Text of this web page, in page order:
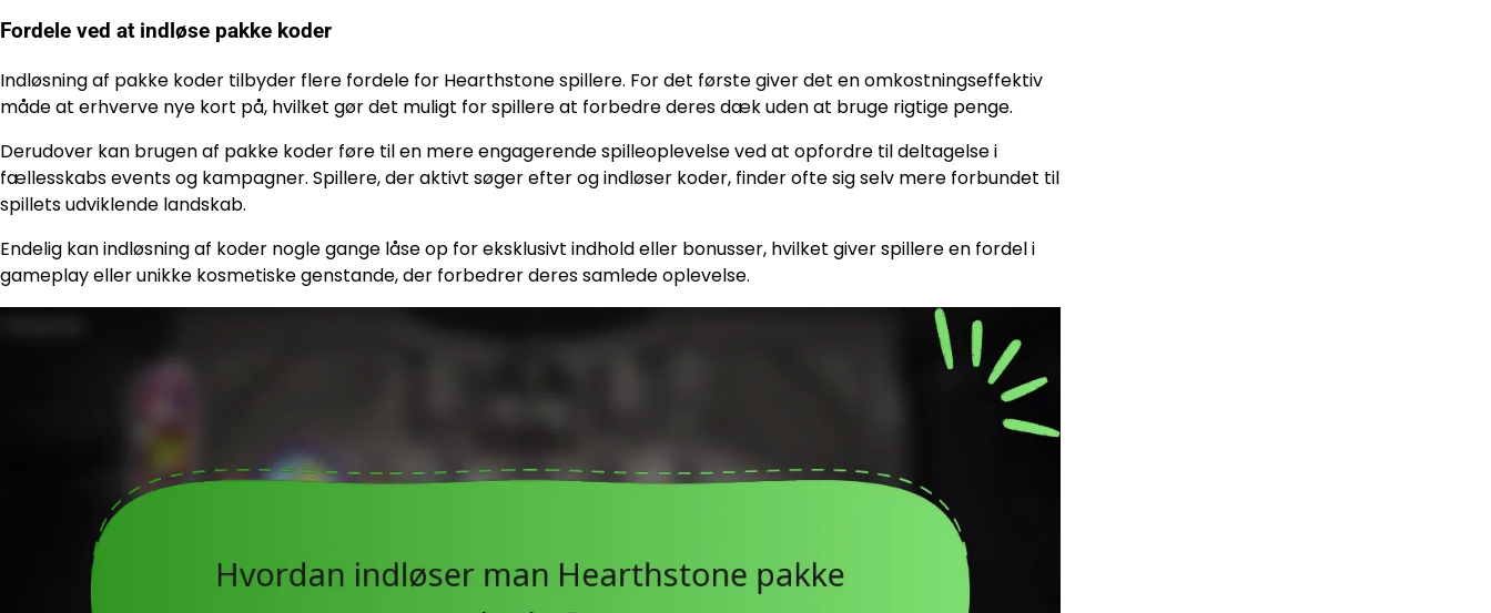
Fordele ved at indløse pakke koder
Indløsning af pakke koder tilbyder flere fordele for Hearthstone spillere. For det første giver det en omkostningseffektiv
måde at erhverve nye kort på, hvilket gør det muligt for spillere at forbedre deres dæk uden at bruge rigtige penge.
Derudover kan brugen af pakke koder føre til en mere engagerende spilleoplevelse ved at opfordre til deltagelse i
fællesskabs events og kampagner. Spillere, der aktivt søger efter og indløser koder, finder ofte sig selv mere forbundet til
spillets udviklende landskab.
Endelig kan indløsning af koder nogle gange låse op for eksklusivt indhold eller bonusser, hvilket giver spillere en fordel i
gameplay eller unikke kosmetiske genstande, der forbedrer deres samlede oplevelse.